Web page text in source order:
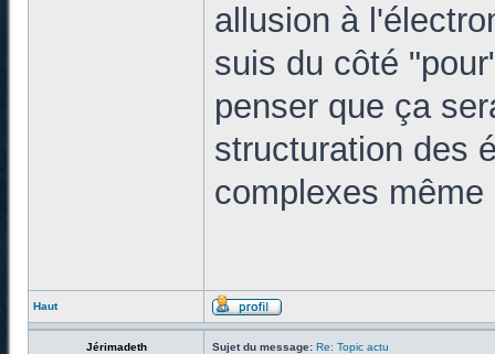
allusion à
suis du côté
penser que ça
structuration des
complexes
Haut
Jérimadeth Sujet du message: Re: Topic actu